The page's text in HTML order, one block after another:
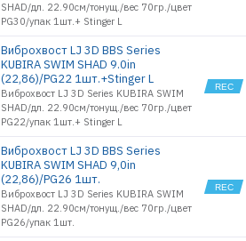
SHAD/дл. 22.90см/тонущ./вес 70гр./цвет
PG30/упак 1шт.+ Stinger L
Виброхвост LJ 3D BBS Series
KUBIRA SWIM SHAD 9.0in
(22,86)/PG22 1шт.+Stinger L
Виброхвост LJ 3D Series KUBIRA SWIM
SHAD/дл. 22.90см/тонущ./вес 70гр./цвет
PG22/упак 1шт.+ Stinger L
Виброхвост LJ 3D BBS Series
KUBIRA SWIM SHAD 9,0in
(22,86)/PG26 1шт.
Виброхвост LJ 3D Series KUBIRA SWIM
SHAD/дл. 22.90см/тонущ./вес 70гр./цвет
PG26/упак 1шт.